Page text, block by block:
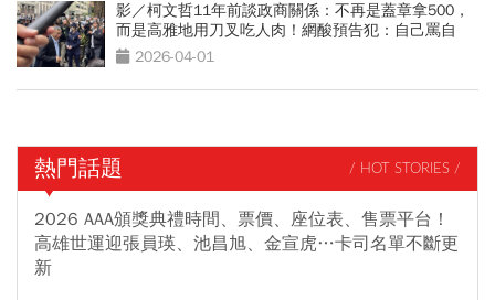
影／柯文哲11年前談政商關係：不再是蓋章拿500，
而是高雅地用刀叉吃人肉！網酸預告犯：自己罵自
己？2026-04-01
熱門話題 / HOT STORIES /
2026 AAA頒獎典禮時間、票價、座位表、售票平台！
高雄世運迎張員瑛、池昌旭、金宣虎…卡司名單不斷更
新